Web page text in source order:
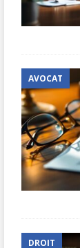
AVOCAT
DROIT